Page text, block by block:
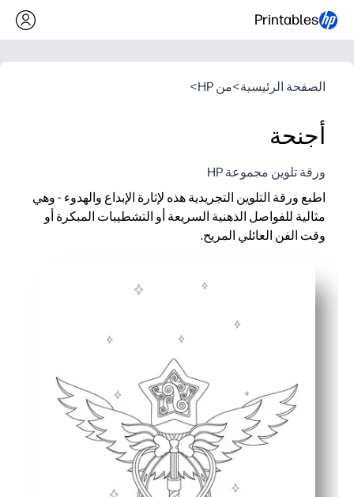
Printables
الصفحة الرئيسية>من HP >
أجنحة
ورقة تلوين مجموعة HP
اطبع ورقة التلوين التجريدية هذه لإثارة الإبداع والهدوء - وهي
مثالية للفواصل الذهنية السريعة أو التشطيبات المبكرة أو
وقت الفن العائلي المريح.
تحافظ الأنماط المفتوحة على تفاعل الأطفال أثناء التدريس أو
يبني القوة الحركية الدقيقة وإحساس الألوان والتركيز من خلال
متعدد الاستخدامات للفصول الدراسية والمنازل - يُستخدم للتشطيب